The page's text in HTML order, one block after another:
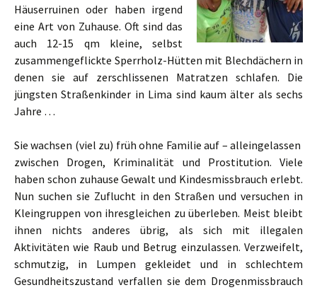
Häuserruinen oder haben irgend
eine Art von Zuhause. Oft sind das
auch 12-15 qm kleine, selbst
zusammengeflickte Sperrholz-Hütten mit Blechdächern in
denen sie auf zerschlissenen Matratzen schlafen. Die
jüngsten Straßenkinder in Lima sind kaum älter als sechs
Jahre …
Sie wachsen (viel zu) früh ohne Familie auf – alleingelassen
zwischen Drogen, Kriminalität und Prostitution. Viele
haben schon zuhause Gewalt und Kindesmissbrauch erlebt.
Nun suchen sie Zuflucht in den Straßen und versuchen in
Kleingruppen von ihresgleichen zu überleben. Meist bleibt
ihnen nichts anderes übrig, als sich mit illegalen
Aktivitäten wie Raub und Betrug einzulassen. Verzweifelt,
schmutzig, in Lumpen gekleidet und in schlechtem
Gesundheitszustand verfallen sie dem Drogenmissbrauch